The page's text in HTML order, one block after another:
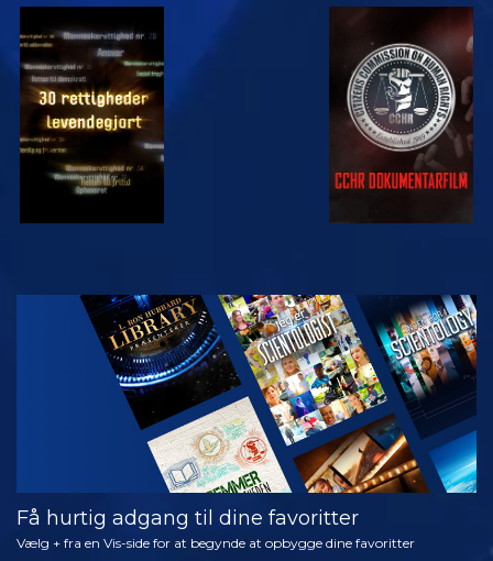
SE SE
SE
UDFORSK
SERIEN
Få hurtig adgang til dine favoritter
Vælg + fra en Vis-side for at begynde at opbygge dine favoritter